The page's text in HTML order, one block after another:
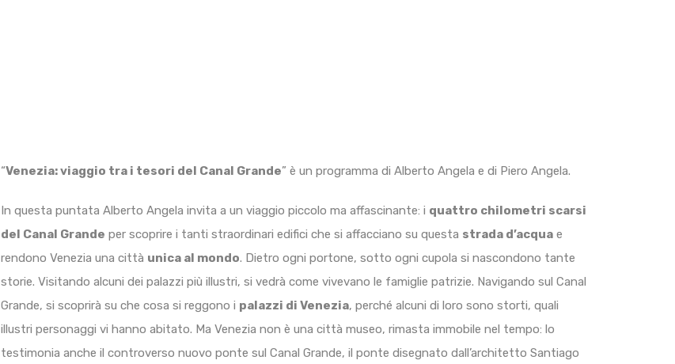
“Venezia: viaggio tra i tesori del Canal Grande” è un programma di Alberto Angela e di Piero Angela.
In questa puntata Alberto Angela invita a un viaggio piccolo ma affascinante: i quattro chilometri scarsi
del Canal Grande per scoprire i tanti straordinari edifici che si affacciano su questa strada d’acquae
rendono Venezia una città unica al mondo. Dietro ogni portone, sotto ogni cupola si nascondono tante
storie. Visitando alcuni dei palazzi più illustri, si vedrà come vivevano le famiglie patrizie. Navigando sul Canal
Grande, si scoprirà su che cosa si reggono i palazzi di Venezia, perché alcuni di loro sono storti, quali
illustri personaggi vi hanno abitato. Ma Venezia non è una città museo, rimasta immobile nel tempo: lo
testimonia anche il controverso nuovo ponte sul Canal Grande, il ponte disegnato dall’architetto Santiago